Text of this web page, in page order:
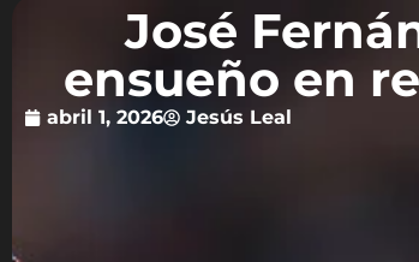
José
ensueño en
abril 1, 2026 Jesús Leal